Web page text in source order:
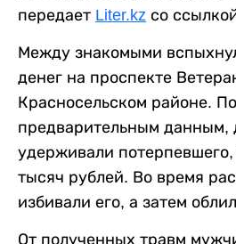
передает Liter.kz со
Между знакомыми
денег на проспекте
Красносельском районе. По
предварительным данным,
удерживали потерпевшего,
тысяч рублей. Во время
избивали его, а затем
От полученных травм